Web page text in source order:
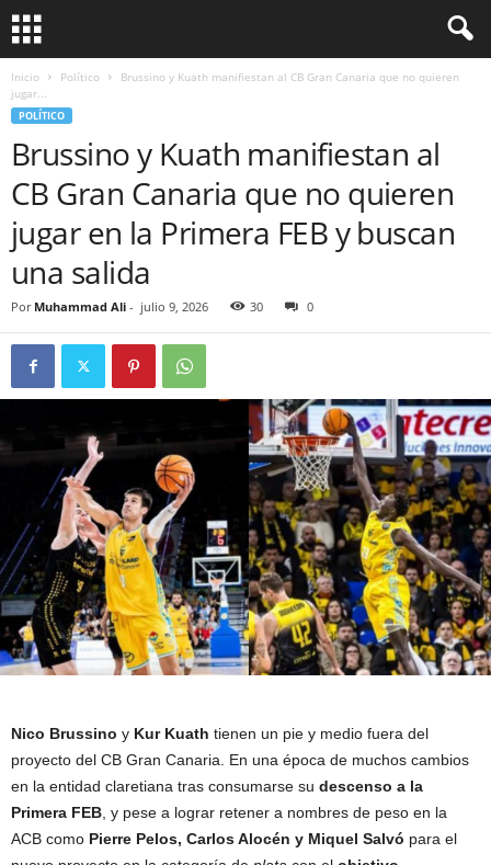
Inicio Político
Brussino y Kuath manifiestan al CB Gran Canaria que no quieren
jugar...
POLÍTICO
Brussino y Kuath manifiestan al
CB Gran Canaria que no quieren
jugar en la Primera FEB y buscan
una salida
Por Muhammad Ali - julio 9, 2026 30 0
Nico Brussino y Kur Kuath tienen un pie y medio fuera del
proyecto del CB Gran Canaria. En una época de muchos cambios
en la entidad claretiana tras consumarse su descenso a la
Primera FEB , y pese a lograr retener a nombres de peso en la
ACB como Pierre Pelos, Carlos Alocén y Miquel Salvó para el